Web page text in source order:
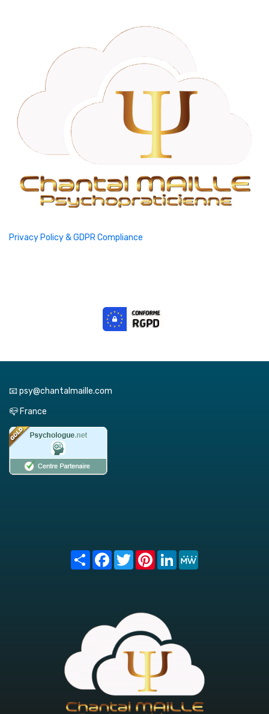
Privacy Policy & GDPR Compliance
📧 psy@chantalmaille.com
📪 France
Share FacebookTwitterPinterest
LinkedIn